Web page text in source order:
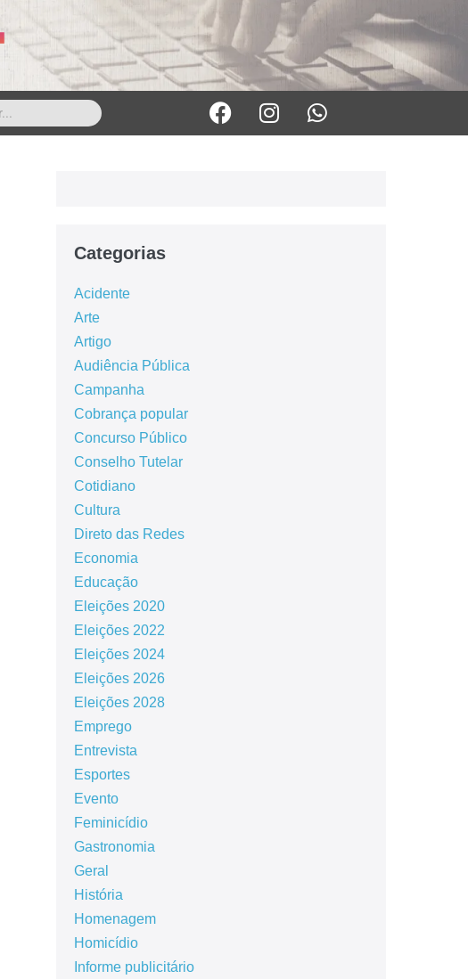
Categorias
Acidente
Arte
Artigo
Audiência Pública
Campanha
Cobrança popular
Concurso Público
Conselho Tutelar
Cotidiano
Cultura
Direto das Redes
Economia
Educação
Eleições 2020
Eleições 2022
Eleições 2024
Eleições 2026
Eleições 2028
Emprego
Entrevista
Esportes
Evento
Feminicídio
Gastronomia
Geral
História
Homenagem
Homicídio
Informe publicitário